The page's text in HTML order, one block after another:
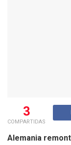
3
COMPARTIDAS
Alemania